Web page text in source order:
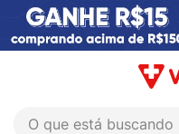
O que está buscando